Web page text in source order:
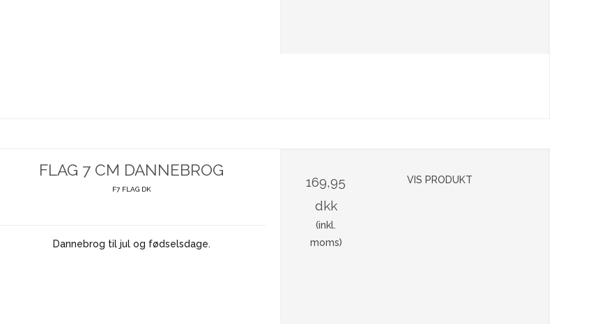
FLAG 7 CM DANNEBROG
F7 FLAG DK
Dannebrog til jul og fødselsdage.
169,95
dkk
(inkl.
moms)
VIS PRODUKT